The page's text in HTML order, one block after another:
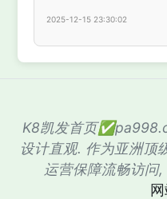
2025-12-15 23:30:02
K8凯发首页
设计直观. 作为亚洲顶
运营保障流畅访问